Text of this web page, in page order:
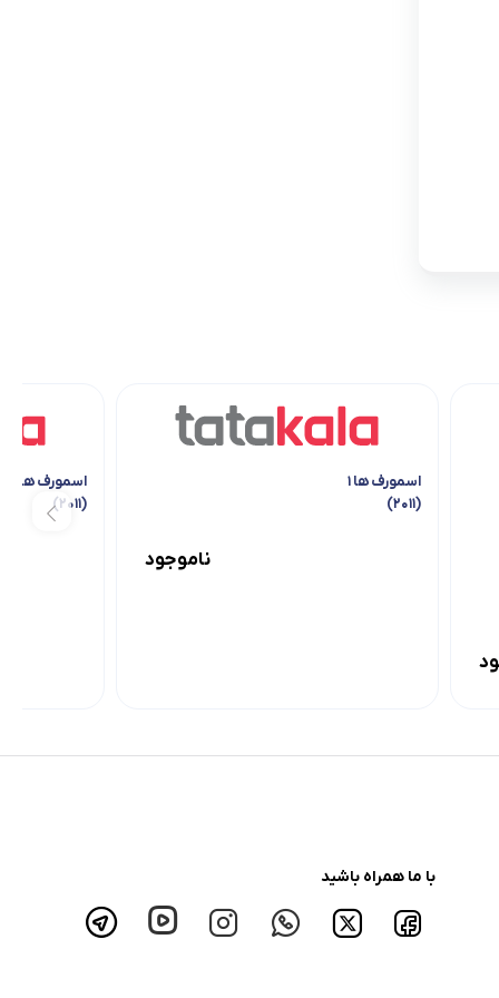
اسمورف ها ۱
(۲۰۱۱)
ناموجود
(۲۰۱۱)
با ما همراه باشید